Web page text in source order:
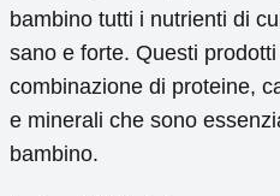
bambino tutti i nutrienti di
sano e forte. Questi
combinazione di proteine,
e minerali che sono
bambino.